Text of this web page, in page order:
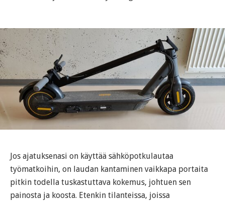
Jos ajatuksenasi on käyttää sähköpotkulautaa
työmatkoihin, on laudan kantaminen vaikkapa portaita
pitkin todella tuskastuttava kokemus, johtuen sen
painosta ja koosta. Etenkin tilanteissa, joissa